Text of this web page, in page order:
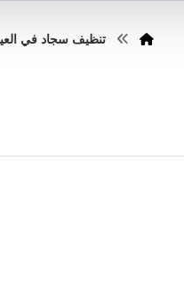
تنظيف سجاد في